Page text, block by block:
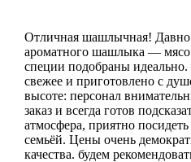
Отличная шашлычная! Давно
ароматного шашлыка — мясо
специи подобраны
свежее и приготовлено с
высоте: персонал
заказ и всегда готов
атмосфера, приятно
семьёй. Цены очень
качества. будем